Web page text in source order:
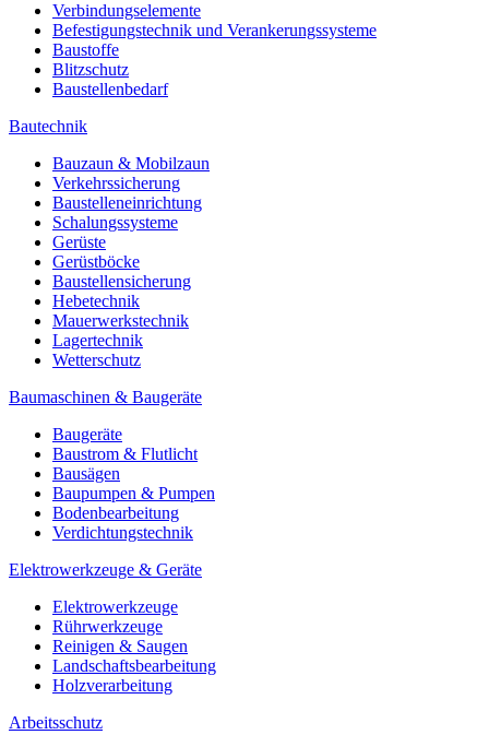
Verbindungselemente
Befestigungstechnik und Verankerungssysteme
Baustoffe
Blitzschutz
Baustellenbedarf
Bautechnik
Bauzaun & Mobilzaun
Verkehrssicherung
Baustelleneinrichtung
Schalungssysteme
Gerüste
Gerüstböcke
Baustellensicherung
Hebetechnik
Mauerwerkstechnik
Lagertechnik
Wetterschutz
Baumaschinen & Baugeräte
Baugeräte
Baustrom & Flutlicht
Bausägen
Baupumpen & Pumpen
Bodenbearbeitung
Verdichtungstechnik
Elektrowerkzeuge & Geräte
Elektrowerkzeuge
Rührwerkzeuge
Reinigen & Saugen
Landschaftsbearbeitung
Holzverarbeitung
Arbeitsschutz